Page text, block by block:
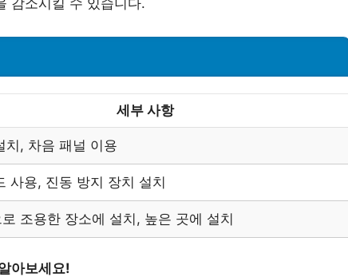
세부 사항
치, 차음 패널 이용
사용, 진동 방지 장치 설치
조용한 장소에 설치, 높은 곳에 설치
아보세요!